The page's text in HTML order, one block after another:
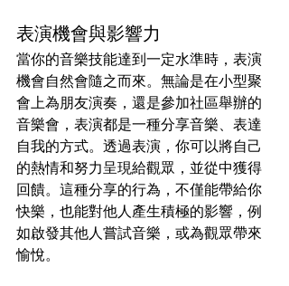
表演機會與影響力
當你的音樂技能達到一定水準時，表演
機會自然會隨之而來。無論是在小型聚
會上為朋友演奏，還是參加社區舉辦的
音樂會，表演都是一種分享音樂、表達
自我的方式。透過表演，你可以將自己
的熱情和努力呈現給觀眾，並從中獲得
回饋。這種分享的行為，不僅能帶給你
快樂，也能對他人產生積極的影響，例
如啟發其他人嘗試音樂，或為觀眾帶來
愉悅。